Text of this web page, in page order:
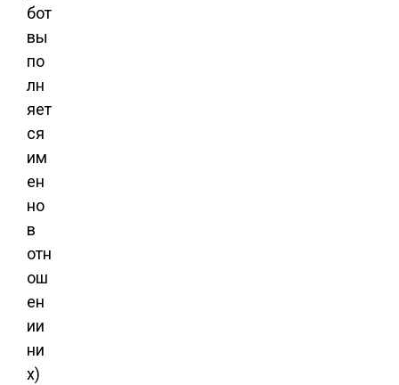
бот
вы
по
лн
яет
ся
им
ен
но
в
отн
ош
ен
ии
ни
х)